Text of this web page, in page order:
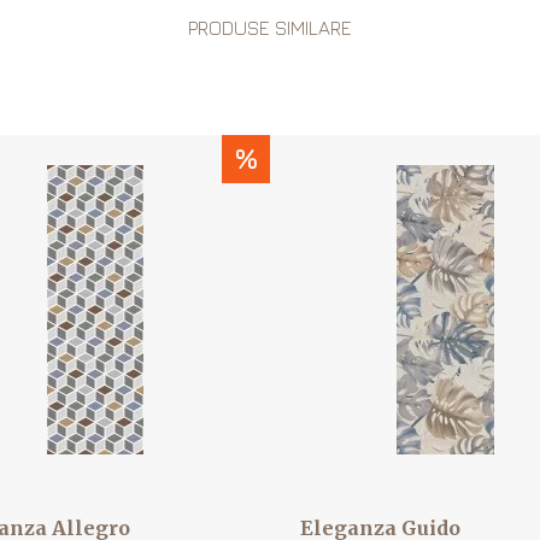
PRODUSE SIMILARE
%
Allegro Eleganza Guido